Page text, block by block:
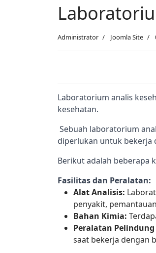
Administrator Joomla Site
Laboratorium analis
kesehatan.
diperlukan untuk bekerja
Berikut adalah beberapa
Fasilitas dan Peralatan:
Alat Analisis:
penyakit,
Bahan Kimia:
Peralatan Pelindung
saat bekerja dengan